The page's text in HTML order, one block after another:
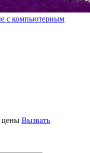
с компьютерным
цены Вызвать